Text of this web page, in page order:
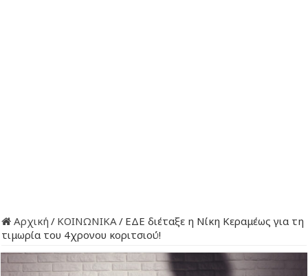
Αρχική / ΚΟΙΝΩΝΙΚΑ/ ΕΔΕ διέταξε η Νίκη Κεραμέως για τη
τιμωρία του 4χρονου κοριτσιού!